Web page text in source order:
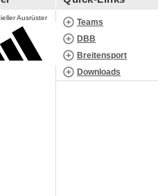
Ausrüster
Teams
DBB
Breitensport
Downloads